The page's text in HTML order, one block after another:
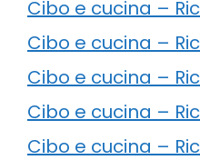
Cibo e cucina –
Cibo e cucina –
Cibo e cucina –
Cibo e cucina –
Cibo e cucina –